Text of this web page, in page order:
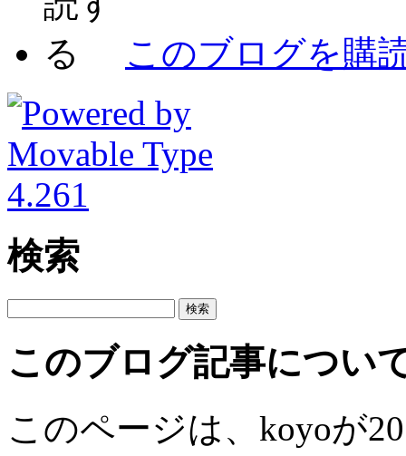
このブログを購
検索
このブログ記事につい
このページは、koyoが